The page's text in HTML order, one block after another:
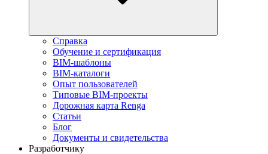
Справка
Обучение и сертификация
BIM-шаблоны
BIM-каталоги
Опыт пользователей
Типовые BIM-проекты
Дорожная карта Renga
Статьи
Блог
Документы и свидетельства
Разработчику